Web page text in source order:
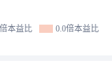
本益比 0.0倍本益比